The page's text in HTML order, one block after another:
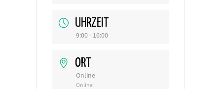
UHRZEIT
9:00 - 16:00
ORT
Online
Online